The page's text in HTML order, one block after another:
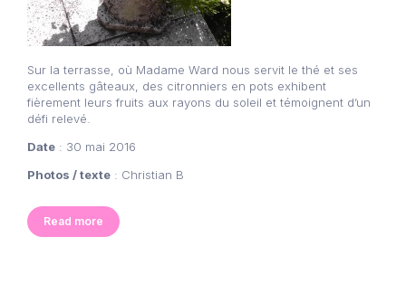
Sur la terrasse, où Madame Ward nous servit le thé et ses
excellents gâteaux, des citronniers en pots exhibent
fièrement leurs fruits aux rayons du soleil et témoignent d’un
défi relevé.
Date : 30 mai 2016
Photos / texte : Christian B
Read more